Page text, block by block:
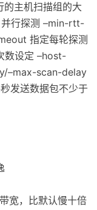
的主机扫描组的大
并行探测 –min-rtt-
指定每轮探测
数设定 –host-
–max-scan-delay
发送数据包不少于
宽，比默认慢十倍